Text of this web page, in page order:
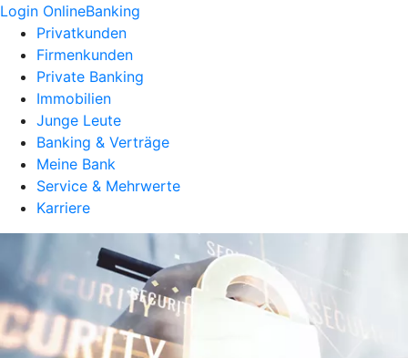
Login OnlineBanking
Privatkunden
Firmenkunden
Private Banking
Immobilien
Junge Leute
Banking & Verträge
Meine Bank
Service & Mehrwerte
Karriere